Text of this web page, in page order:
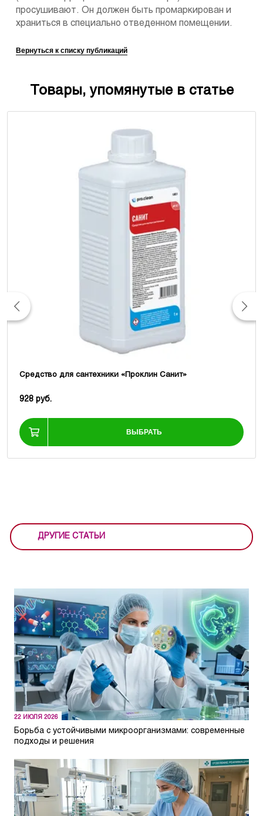
просушивают. Он должен быть промаркирован и
храниться в специально отведенном помещении.
Вернуться к списку публикаций
Товары, упомянутые в статье
Средство для сантехники «Проклин Санит»
928 руб.
ВЫБРАТЬ
ДРУГИЕ СТАТЬИ
22 ИЮЛЯ 2026
Борьба с устойчивыми микроорганизмами: современные
подходы и решения